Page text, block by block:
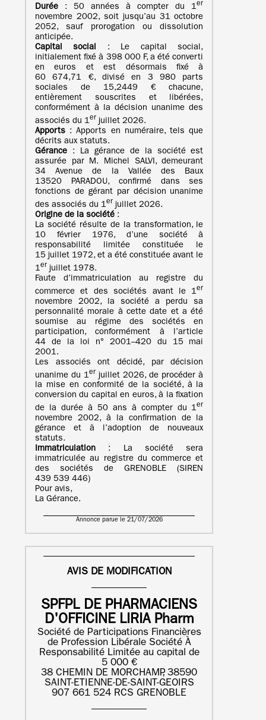
Durée : 50 années à compter du 1er
novembre 2002, soit jusqu’au 31 octobre
2052, sauf prorogation ou dissolution
anticipée.
Capital social : Le capital social,
initialement fixé à 398 000 F, a été converti
en euros et est désormais fixé à
60 674,71 €, divisé en 3 980 parts
sociales de 15,2449 € chacune,
entièrement souscrites et libérées,
conformément à la décision unanime des
associés du 1er
juillet 2026.
Apports : Apports en numéraire, tels que
décrits aux statuts.
Gérance : La gérance de la société est
assurée par M. Michel SALVI, demeurant
34 Avenue de la Vallée des Baux
13520 PARADOU, confirmé dans ses
fonctions de gérant par décision unanime
des associés du 1er
juillet 2026.
Origine de la société :
La société résulte de la transformation, le
10 février 1976, d’une société à
responsabilité limitée constituée le
15 juillet 1972, et a été constituée avant le
1er juillet 1978.
Faute d’immatriculation au registre du
commerce et des sociétés avant le 1er
novembre 2002, la société a perdu sa
personnalité morale à cette date et a été
soumise au régime des sociétés en
participation, conformément à l’article
44 de la loi n° 2001–420 du 15 mai
2001.
Les associés ont décidé, par décision
unanime du 1er juillet 2026, de procéder à
la mise en conformité de la société, à la
conversion du capital en euros, à la fixation
de la durée à 50 ans à compter du 1er
novembre 2002, à la confirmation de la
gérance et à l’adoption de nouveaux
statuts.
Immatriculation : La société sera
immatriculée au registre du commerce et
des sociétés de GRENOBLE (SIREN
439 539 446)
Pour avis,
La Gérance.
Annonce parue le 21/07/2026
AVIS DE MODIFICATION
SPFPL DE PHARMACIENS
D'OFFICINE LIRIA Pharm
Société de Participations Financières
de Profession Libérale Société À
Responsabilité Limitée au capital de
5 000 €
38 CHEMIN DE MORCHAMP, 38590
SAINT-ETIENNE-DE-SAINT-GEOIRS
907 661 524 RCS GRENOBLE